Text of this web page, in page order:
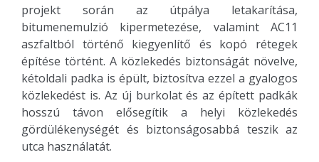
projekt során az útpálya letakarítása,
bitumenemulzió kipermetezése, valamint AC11
aszfaltból történő kiegyenlítő és kopó rétegek
építése történt. A közlekedés biztonságát növelve,
kétoldali padka is épült, biztosítva ezzel a gyalogos
közlekedést is. Az új burkolat és az épített padkák
hosszú távon elősegítik a helyi közlekedés
gördülékenységét és biztonságosabbá teszik az
utca használatát.